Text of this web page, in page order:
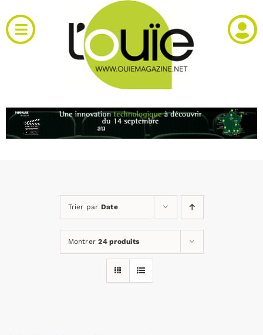
au
contenu
Toggle
Navigation
RH et emploi
Trier par Date
Montrer24 produits